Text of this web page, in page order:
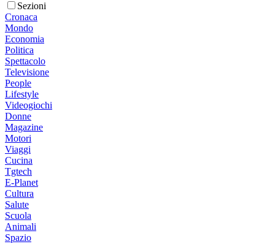
Sezioni
Cronaca
Mondo
Economia
Politica
Spettacolo
Televisione
People
Lifestyle
Videogiochi
Donne
Magazine
Motori
Viaggi
Cucina
Tgtech
E-Planet
Cultura
Salute
Scuola
Animali
Spazio